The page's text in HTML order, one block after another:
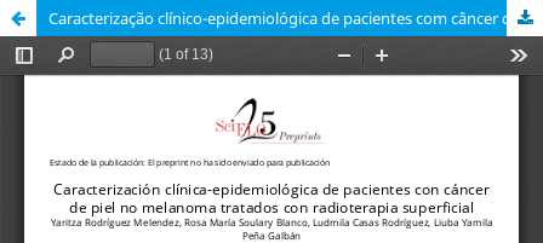
Caracterização clínico-epidemiológica de pacientes com câncer de pele não melanoma tratados com radioterapia superficial